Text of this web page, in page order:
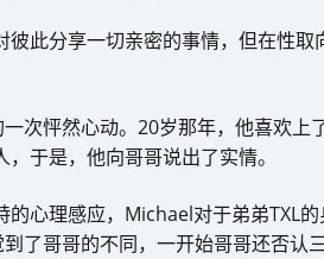
彼此分享一切亲密的事情，但在性
次怦然心动。20岁那年，他喜欢上
于是，他向哥哥说出了实情。
心理感应，Michael对于弟弟TXL的
了哥哥的不同，一开始哥哥还否认